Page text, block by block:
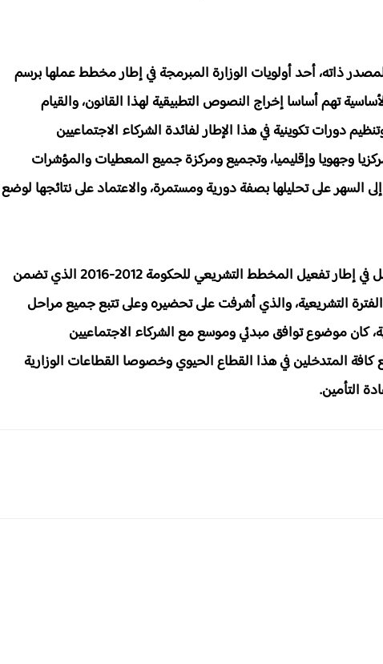
ذاته، أحد أولويات الوزارة المبرمجة في إطار مخطط عملها برسم
تهم أساسا إخراج النصوص التطبيقية لهذا القانون، والقيام
دورات تكوينية في هذا الإطار لفائدة الشركاء الاجتماعيين
مركزيا وجهويا وإقليميا، وتجميع ومركزة جميع المعطيات والمؤشرات
السهر على تحليلها بصفة دورية ومستمرة، والاعتماد على نتائجها لوضع
وذكر البلاغ أن مشروع القانون المذكور، الذي يدخل في إطار تفعيل المخطط التشريعي للحكومة 2012-2016 الذي تضمن
التشريعية، والذي أشرفت على تحضيره وعلى تتبع جميع مراحل
كان موضوع توافق مبدئي وموسع مع الشركاء الاجتماعيين
كافة المتدخلين في هذا القطاع الحيوي وخصوصا القطاعات الوزارية
التأمين.